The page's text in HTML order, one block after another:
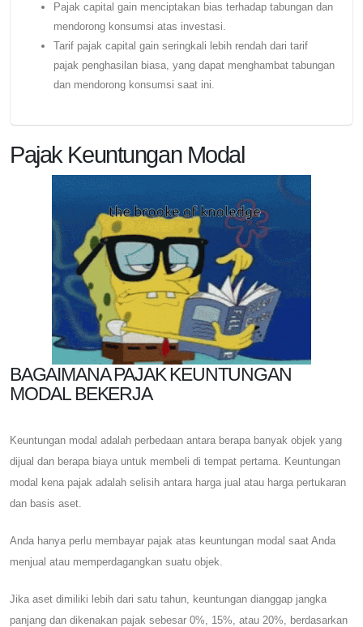
Pajak capital gain menciptakan bias terhadap tabungan dan
mendorong konsumsi atas investasi.
Tarif pajak capital gain seringkali lebih rendah dari tarif
pajak penghasilan biasa, yang dapat menghambat tabungan
dan mendorong konsumsi saat ini.
Pajak Keuntungan Modal
BAGAIMANA PAJAK KEUNTUNGAN
MODAL BEKERJA
Keuntungan modal adalah perbedaan antara berapa banyak objek yang
dijual dan berapa biaya untuk membeli di tempat pertama. Keuntungan
modal kena pajak adalah selisih antara harga jual atau harga pertukaran
dan basis aset.
Anda hanya perlu membayar pajak atas keuntungan modal saat Anda
menjual atau memperdagangkan suatu objek.
Jika aset dimiliki lebih dari satu tahun, keuntungan dianggap jangka
panjang dan dikenakan pajak sebesar 0%, 15%, atau 20%, berdasarkan